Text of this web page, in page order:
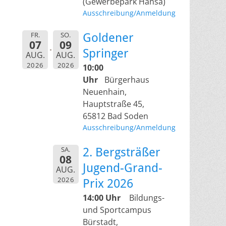
Ausschreibung/Anmeldung
FR.
07
AUG.
2026
SO.
09
AUG.
2026
Goldener
Springer
10:00
Uhr
Bürgerhaus
Neuenhain,
Hauptstraße 45,
65812 Bad Soden
Ausschreibung/Anmeldung
SA.
08
AUG.
2026
2. Bergsträßer
Jugend-Grand-
Prix 2026
14:00 Uhr
Bildungs-
und Sportcampus
Bürstadt,